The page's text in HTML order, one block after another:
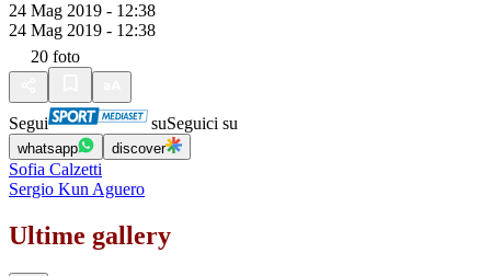
24 Mag 2019 - 12:38
24 Mag 2019 - 12:38
20 foto
Segui suSeguici su
whatsapp discover
Sofia Calzetti
Sergio Kun Aguero
Ultime gallery